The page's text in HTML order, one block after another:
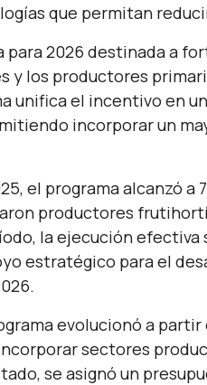
que permitan
para 2026 destinada a
y los productores
unifica el incentivo en
incorporar un
el programa alcanzó
productores
la ejecución efectiva
estratégico para el
evolucionó a
sectores
se asignó un